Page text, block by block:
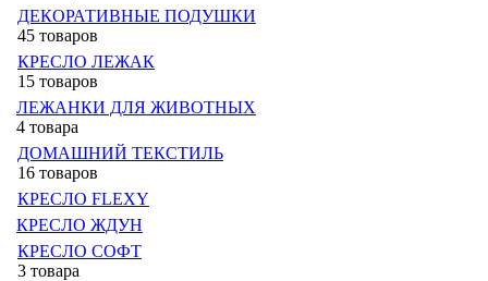
ДЕКОРАТИВНЫЕ ПОДУШКИ
45 товаров
КРЕСЛО ЛЕЖАК
15 товаров
ЛЕЖАНКИ ДЛЯ ЖИВОТНЫХ
4 товара
ДОМАШНИЙ ТЕКСТИЛЬ
16 товаров
КРЕСЛО FLEXY
КРЕСЛО ЖДУН
КРЕСЛО СОФТ
3 товара